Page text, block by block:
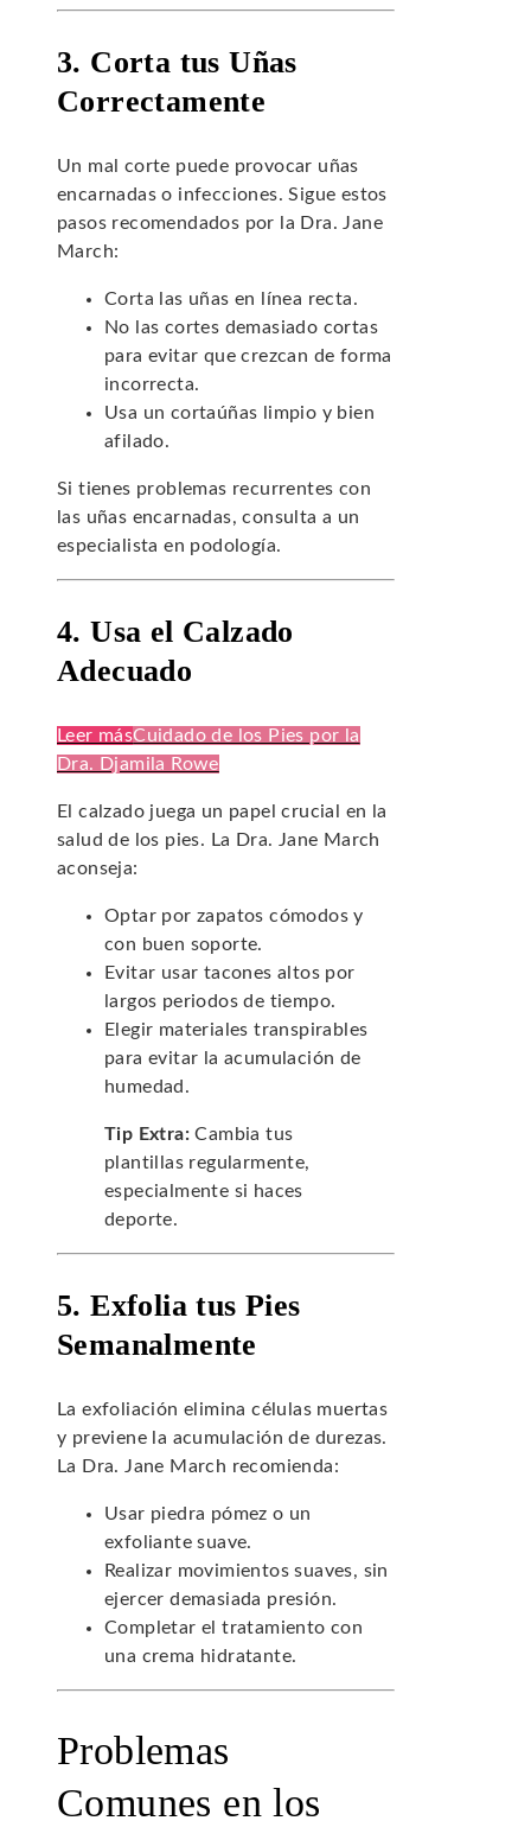
3. Corta tus Uñas
Correctamente
Un mal corte puede provocar uñas
encarnadas o infecciones. Sigue estos
pasos recomendados por la Dra. Jane
March:
Corta las uñas en línea recta.
No las cortes demasiado cortas
para evitar que crezcan de forma
incorrecta.
Usa un cortaúñas limpio y bien
afilado.
Si tienes problemas recurrentes con
las uñas encarnadas, consulta a un
especialista en podología.
4. Usa el Calzado
Adecuado
Leer másCuidado de los Pies por la
Dra. Djamila Rowe
El calzado juega un papel crucial en la
salud de los pies. La Dra. Jane March
aconseja:
Optar por zapatos cómodos y
con buen soporte.
Evitar usar tacones altos por
largos periodos de tiempo.
Elegir materiales transpirables
para evitar la acumulación de
humedad.
Tip Extra: Cambia tus
plantillas regularmente,
especialmente si haces
deporte.
5. Exfolia tus Pies
Semanalmente
La exfoliación elimina células muertas
y previene la acumulación de durezas.
La Dra. Jane March recomienda:
Usar piedra pómez o un
exfoliante suave.
Realizar movimientos suaves, sin
ejercer demasiada presión.
Completar el tratamiento con
una crema hidratante.
Problemas
Comunes en los